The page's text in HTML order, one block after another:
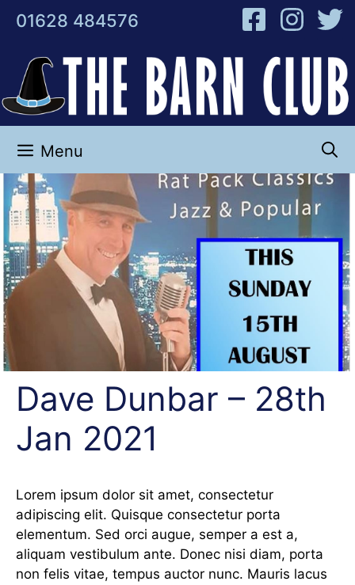
01628 484576
Menu
Dave Dunbar – 28th
Jan 2021
Lorem ipsum dolor sit amet, consectetur
adipiscing elit. Quisque consectetur porta
elementum. Sed orci augue, semper a est a,
aliquam vestibulum ante. Donec nisi diam, porta
non felis vitae, tempus auctor nunc. Mauris lacus